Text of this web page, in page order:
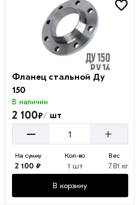
Фланец стальной Ду
150
В наличии
2 100₽/шт
– +
На сумму
2 100 ₽
Кол-во
1 шт
Вес
7.81 кг
В корзину